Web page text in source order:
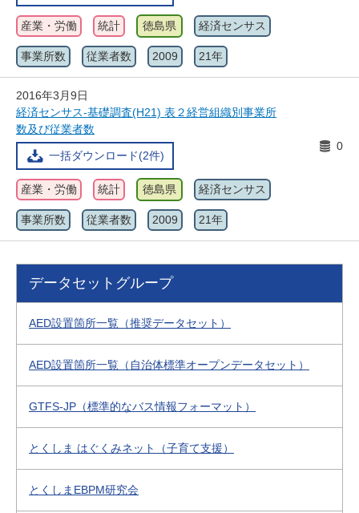
産業・労働 統計 徳島県 経済センサス
事業所数 従業者数 2009 21年
2016年3月9日
経済センサス-基礎調査(H21) 表２経営組織別事業所
数及び従業者数
一括ダウンロード(2件)
0
産業・労働 統計 徳島県 経済センサス
事業所数 従業者数 2009 21年
データセットグループ
AED設置箇所一覧（推奨データセット）
AED設置箇所一覧（自治体標準オープンデータセット）
GTFS-JP（標準的なバス情報フォーマット）
とくしま はぐくみネット（子育て支援）
とくしまEBPM研究会